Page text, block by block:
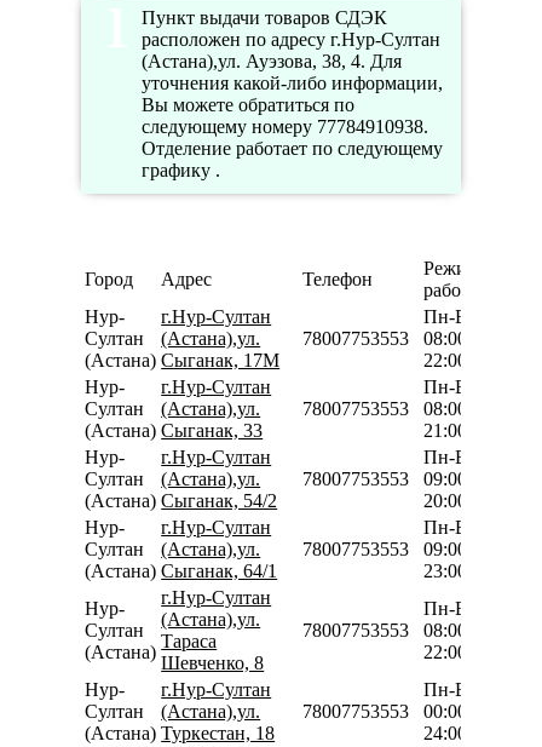
Пункт выдачи товаров СДЭК
расположен по адресу г.Нур-Султан
(Астана),ул. Ауэзова, 38, 4. Для
уточнения какой-либо информации,
Вы можете обратиться по
следующему номеру 77784910938.
Отделение работает по следующему
графику .
Город Адрес Телефон
Режим
работы
Нур-
Султан
(Астана)
г.Нур-Султан
(Астана),ул.
Сыганак, 17М
78007753553
Пн-Вс
08:00-
22:00
Нур-
Султан
(Астана)
г.Нур-Султан
(Астана),ул.
Сыганак, 33
78007753553
Пн-Вс
08:00-
21:00
Нур-
Султан
(Астана)
г.Нур-Султан
(Астана),ул.
Сыганак, 54/2
78007753553
Пн-Вс
09:00-
20:00
Нур-
Султан
(Астана)
г.Нур-Султан
(Астана),ул.
Сыганак, 64/1
78007753553
Пн-Вс
09:00-
23:00
Нур-
Султан
(Астана)
г.Нур-Султан
(Астана),ул.
Тараса
Шевченко, 8
78007753553
Пн-Вс
08:00-
22:00
Нур-
Султан
(Астана)
г.Нур-Султан
(Астана),ул.
Туркестан, 18
78007753553
Пн-Вс
00:00-
24:00